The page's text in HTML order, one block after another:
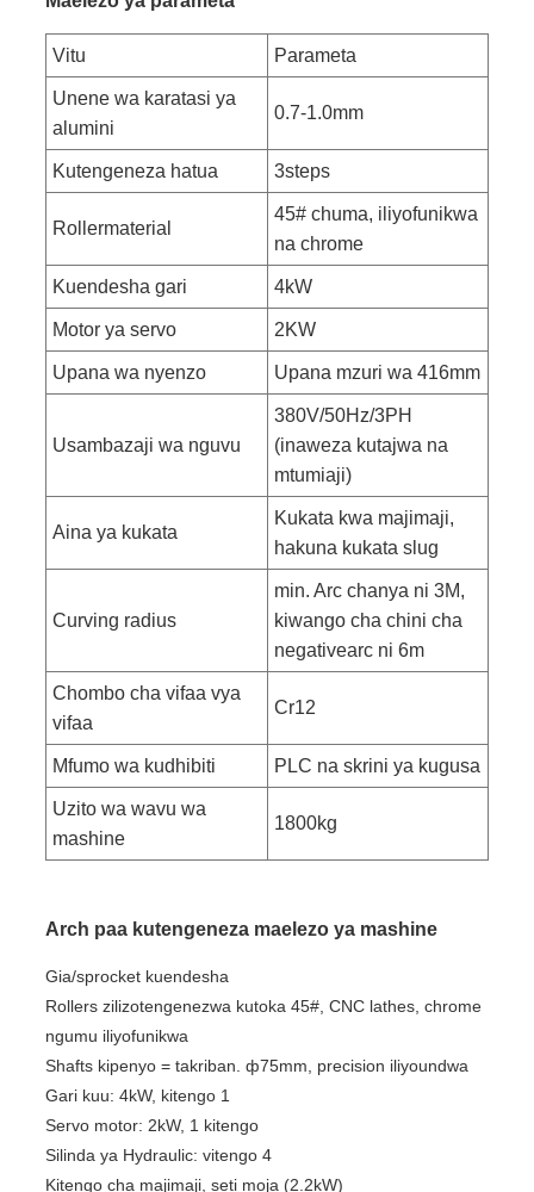
Vitu Parameta
Unene wa karatasi ya
alumini
0.7-1.0mm
Kutengeneza hatua 3steps
Rollermaterial
45# chuma, iliyofunikwa
na chrome
Kuendesha gari 4kW
Motor ya servo 2KW
Upana wa nyenzo Upana mzuri wa 416mm
Usambazaji wa nguvu
380V/50Hz/3PH
(inaweza kutajwa na
mtumiaji)
Aina ya kukata
Kukata kwa majimaji,
hakuna kukata slug
Curving radius
min. Arc chanya ni 3M,
kiwango cha chini cha
negativearc ni 6m
Chombo cha vifaa vya
vifaa
Cr12
Mfumo wa kudhibiti PLC na skrini ya kugusa
Uzito wa wavu wa
mashine
1800kg
Arch paa kutengeneza maelezo ya mashine
Gia/sprocket kuendesha
Rollers zilizotengenezwa kutoka 45#, CNC lathes, chrome
ngumu iliyofunikwa
Shafts kipenyo = takriban. ф75mm, precision iliyoundwa
Gari kuu: 4kW, kitengo 1
Servo motor: 2kW, 1 kitengo
Silinda ya Hydraulic: vitengo 4
Kitengo cha majimaji, seti moja (2.2kW)